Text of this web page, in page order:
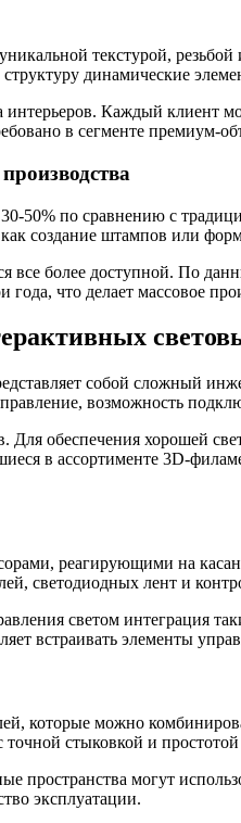
текстурой,
динамические
Каждый клиент
в сегменте премиум-
30-50% по сравнению с
создание штампов или
все более доступной. По
года, что делает массовое
собой сложный
возможность
обеспечения хорошей
в ассортименте 3D-
реагирующими на
светодиодных лент и
светом интеграция
встраивать элементы
которые можно
точной стыковкой и
пространства могут
эксплуатации.